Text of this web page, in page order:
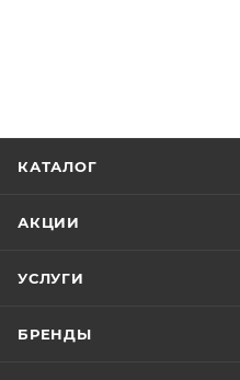
КАТАЛОГ
АКЦИИ
УСЛУГИ
БРЕНДЫ